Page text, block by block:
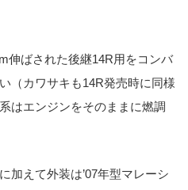
伸ばされた後継14R用をコンバ
（カワサキも14R発売時に同様
はエンジンをそのままに燃調
加えて外装は’07年型マレーシ